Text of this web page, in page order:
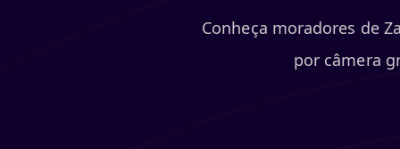
Conheça moradores de
por câmera